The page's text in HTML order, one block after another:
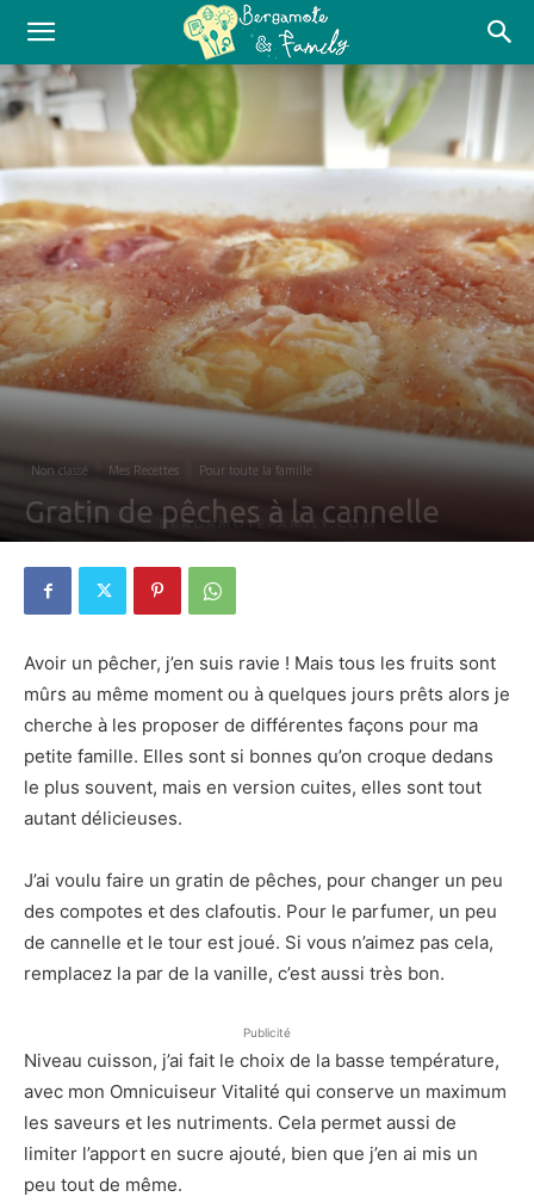
Non classé Mes Recettes Pour toute la famille
Gratin de pêches à la cannelle
Avoir un pêcher, j’en suis ravie ! Mais tous les fruits sont
mûrs au même moment ou à quelques jours prêts alors je
cherche à les proposer de différentes façons pour ma
petite famille. Elles sont si bonnes qu’on croque dedans
le plus souvent, mais en version cuites, elles sont tout
autant délicieuses.
J’ai voulu faire un gratin de pêches, pour changer un peu
des compotes et des clafoutis. Pour le parfumer, un peu
de cannelle et le tour est joué. Si vous n’aimez pas cela,
remplacez la par de la vanille, c’est aussi très bon.
Publicité
Niveau cuisson, j’ai fait le choix de la basse température,
avec mon Omnicuiseur Vitalité qui conserve un maximum
les saveurs et les nutriments. Cela permet aussi de
limiter l’apport en sucre ajouté, bien que j’en ai mis un
peu tout de même.